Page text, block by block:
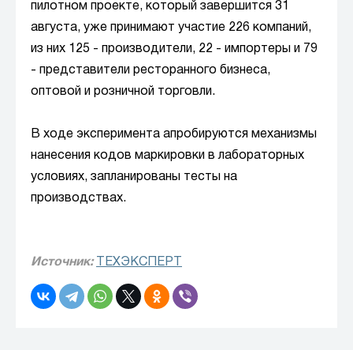
пилотном проекте, который завершится 31
августа, уже принимают участие 226 компаний,
из них 125 - производители, 22 - импортеры и 79
- представители ресторанного бизнеса,
оптовой и розничной торговли.
В ходе эксперимента апробируются механизмы
нанесения кодов маркировки в лабораторных
условиях, запланированы тесты на
производствах.
Источник: ТЕХЭКСПЕРТ